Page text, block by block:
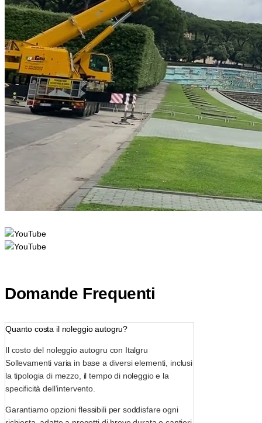
Domande Frequenti
Quanto costa il noleggio autogru?
Il costo del noleggio autogru con Italgru
Sollevamenti varia in base a diversi elementi, inclusi
la tipologia di mezzo, il tempo di noleggio e la
specificità dell’intervento.
Garantiamo opzioni flessibili per soddisfare ogni